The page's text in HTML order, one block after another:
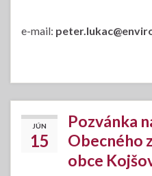
e-mail:
JÚN
15
Pozvánka
Obecného
obce